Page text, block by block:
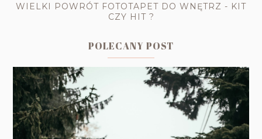
WIELKI POWRÓT FOTOTAPET DO WNĘTRZ - KIT
CZY HIT ?
POLECANY POST